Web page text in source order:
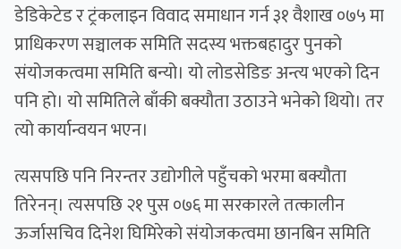
डेडिकेटेड र ट्रंकलाइन विवाद समाधान गर्न ३१ वैशाख ०७५ मा
प्राधिकरण सञ्चालक समिति सदस्य भक्तबहादुर पुनको
संयोजकत्वमा समिति बन्यो। यो लोडसेडिङ अन्त्य भएको दिन
पनि हो। यो समितिले बाँकी बक्यौता उठाउने भनेको थियो। तर
त्यो कार्यान्वयन भएन।
त्यसपछि पनि निरन्तर उद्योगीले पहुँचको भरमा बक्यौता
तिरेनन्। त्यसपछि २१ पुस ०७६ मा सरकारले तत्कालीन
ऊर्जासचिव दिनेश घिमिरेको संयोजकत्वमा छानबिन समिति